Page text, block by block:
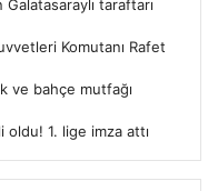
Galatasaraylı taraftarı
Komutanı Rafet
ve bahçe mutfağı
oldu! 1. lige imza attı